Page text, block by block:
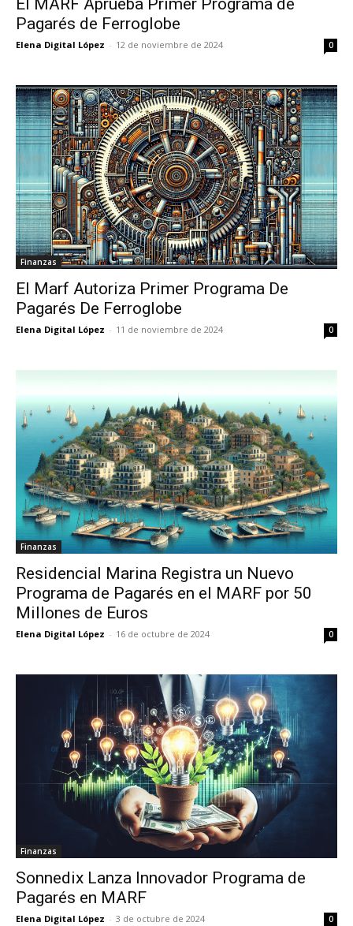
Pagarés de Ferroglobe
Elena Digital López - 12 de noviembre de 2024 0
Finanzas
El Marf Autoriza Primer Programa De
Pagarés De Ferroglobe
Elena Digital López - 11 de noviembre de 2024 0
Finanzas
Residencial Marina Registra un Nuevo
Programa de Pagarés en el MARF por 50
Millones de Euros
Elena Digital López - 16 de octubre de 2024 0
Finanzas
Sonnedix Lanza Innovador Programa de
Pagarés en MARF
Elena Digital López - 3 de octubre de 2024 0